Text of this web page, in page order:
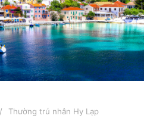
Thường trú nhân Hy Lạp